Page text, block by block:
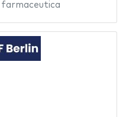
farmaceutica